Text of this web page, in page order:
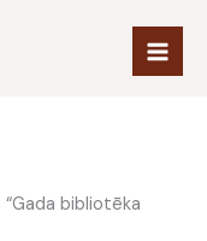
“Gada bibliotēka